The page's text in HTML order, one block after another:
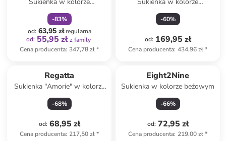
czerwonym
-83%
od: 63,95 złregularna
od: 55,95 zł z family
Cena producenta: 347,78 zł*
czerwonym
-60%
od: 169,95 zł
Cena producenta: 434,96 zł*
Regatta
Sukienka "Amorie" w kolorze
granatowym
-68%
od: 68,95 zł
Cena producenta: 217,50 zł*
Eight2Nine
Sukienka w kolorze beżowym
-66%
od: 72,95 zł
Cena producenta: 219,00 zł*